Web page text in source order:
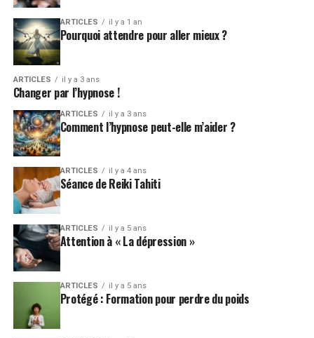
ARTICLES il y a 1 an
Pourquoi attendre pour aller mieux ?
ARTICLES il y a 3 ans
Changer par l’hypnose !
ARTICLES il y a 3 ans
Comment l’hypnose peut-elle m’aider ?
ARTICLES il y a 4 ans
Séance de Reiki Tahiti
ARTICLES il y a 5 ans
Attention à « La dépression »
ARTICLES il y a 5 ans
Protégé : Formation pour perdre du poids